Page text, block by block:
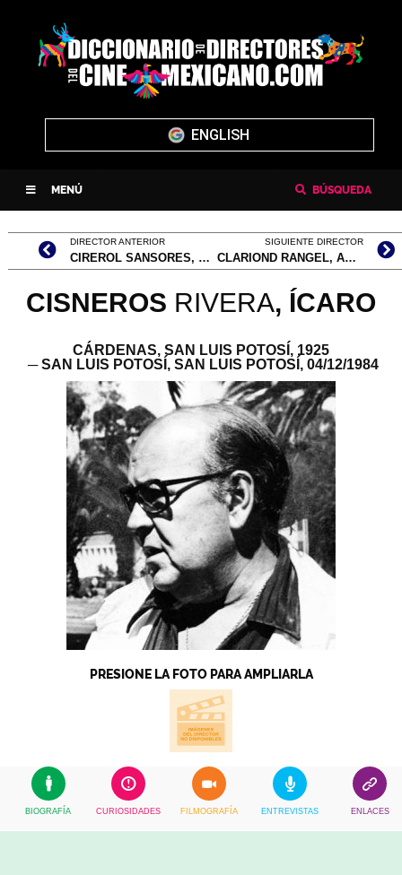
ENGLISH
MENÚ BÚSQUEDA
DIRECTOR ANTERIOR
CIREROL SANSORES, MANUEL
SIGUIENTE DIRECTOR
CLARIOND RANGEL, ANDRÉS
CISNEROS RIVERA, ÍCARO
CÁRDENAS, SAN LUIS POTOSÍ, 1925
─ SAN LUIS POTOSÍ, SAN LUIS POTOSÍ, 04/12/1984
PRESIONE LA FOTO PARA AMPLIARLA
BIOGRAFÍA CURIOSIDADES FILMOGRAFÍA ENTREVISTAS ENLACES